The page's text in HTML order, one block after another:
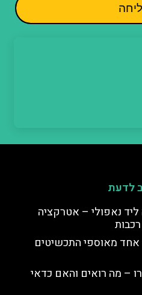
לדעת
ליד נאפולי – אטרקציה
אחד מאוספי התכשיטים
– מה רואים והאם כדאי